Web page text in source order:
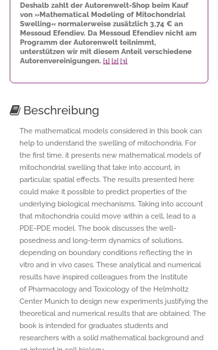
Deshalb zahlt der Autorenwelt-Shop beim Kauf
von »Mathematical Modeling of Mitochondrial
Swelling« normalerweise zusätzlich 3,74 € an
Messoud Efendiev. Da Messoud Efendiev nicht am
Programm der Autorenwelt teilnimmt,
unterstützen wir mit diesem Anteil verschiedene
Autorenvereinigungen. [1] [2] [3]
Beschreibung
The mathematical models considered in this book can
help to understand the swelling of mitochondria. For
the first time, it presents new mathematical models of
mitochondrial swelling that take into account, in
particular, spatial effects. The results presented here
could make it possible to predict properties of the
underlying biological mechanisms. Taking into account
that mitochondria could move within a cell, lead to a
PDE-PDE model. The book discusses the well-
posedness and long-term dynamics of solutions,
depending on boundary conditions reflecting the in
vitro and in vivo cases. These analytical and numerical
results have inspired colleagues from the Institute
of Pharmacology and Toxicology of the Helmholtz
Center Munich to design new experiments justifying the
theoretical and numerical results that are obtained. The
book is intended for graduates students and
researchers with a solid mathematical background and